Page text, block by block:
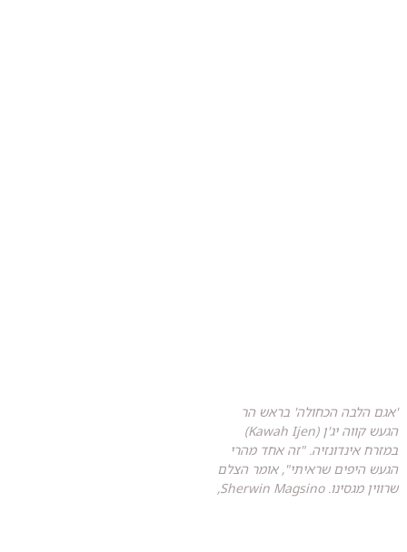
'אגם הלבה הכחולה' בראש הר
הגעש קווה יג'ן (Kawah Ijen)
במזרח אינדונזיה. "זה אחד מהרי
הגעש היפים שראיתי", אומר הצלם
שרווין מגסינו. Sherwin Magsino,